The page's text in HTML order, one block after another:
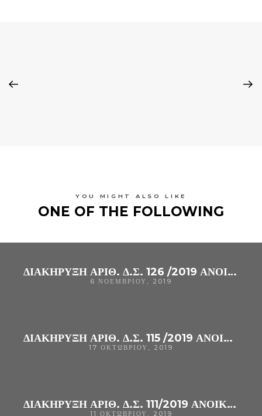
YOU MIGHT ALSO LIKE
ONE OF THE FOLLOWING
ΔΙΑΚΗΡΥΞΗ ΑΡΙΘ. Δ.Σ. 126 /2019 ΑΝΟΙΚΤΌΣ ΗΛΕΚΤΡΟΝΙΚΌΣ ΔΙΑΓΩΝΙΣΜΌΣ ΚΆΤΩ ΤΩΝ ΟΡΊΩΝ ΓΙΑ ΤΗΝ ΠΡΟΜΉΘΕΙΑ «ΑΝΤΙΔΡΑΣΤΗΡΙΩΝ ANOΣΟΛΟΓΙΚΩΝ ΑΝΑΛΥΣΕΩΝ (ME ΠΑΡΑΧΩΡΗΣΗ ΣΥΝΟΔΟΥ ΕΞΟΠΛΙΣΜΟΥ) (CPV : 33127000-6)» ΤΟΥ Γ. Ν. ΆΡΤΑΣ.
6 ΝΟΕΜΒΡΊΟΥ, 2019
ΔΙΑΚΗΡΥΞΗ ΑΡΙΘ. Δ.Σ. 115 /2019 ΑΝΟΙΚΤΌΣ ΗΛΕΚΤΡΟΝΙΚΌΣ ΔΙΑΓΩΝΙΣΜΌΣ ΚΆΤΩ ΤΩΝ ΟΡΊΩΝ ΓΙΑ ΤΗΝ ΠΡΟΜΉΘΕΙΑ «ΑΝΤΙΔΡΑΣΤΗΡΙΑ ΓΙΑ ΤΗΝ ΕΞΑΚΡΙΒΩΣΗ ΤΗΣ ΟΜΑΔΑΣ ΑΙΜΑΤΟΣ (CPV : 33696100-6)»
17 ΟΚΤΩΒΡΊΟΥ, 2019
ΔΙΑΚΗΡΥΞΗ ΑΡΙΘ. Δ.Σ. 111/2019 ΑΝΟΙΚΤΌΣ ΗΛΕΚΤΡΟΝΙΚΌΣ ΔΙΑΓΩΝΙΣΜΌΣ ΚΆΤΩ ΤΩΝ ΟΡΊΩΝ ΓΙΑ ΤΗΝ ΠΡΟΜΉΘΕΙΑ «ΑΝΤΙΔΡΑΣΤΗΡΙΑ ΒΙΟΧΗΜΙΚΩΝ ΑΝΑΛΥΤΩΝ (ΜΕ ΠΑΡΑΧΩΡΗΣΗ ΣΥΝΟΔΟΥ ΕΞΟΠΛΙΣΜΟΥ)»CPV: 33696500-0 ΓΙΑ ΤΗΝ ΚΆΛΥΨΗ ΤΩΝ ΑΝΑΓΚΏΝ ΤΟΥ Γ.Ν. ΆΡΤΑΣ.
11 ΟΚΤΩΒΡΊΟΥ, 2019